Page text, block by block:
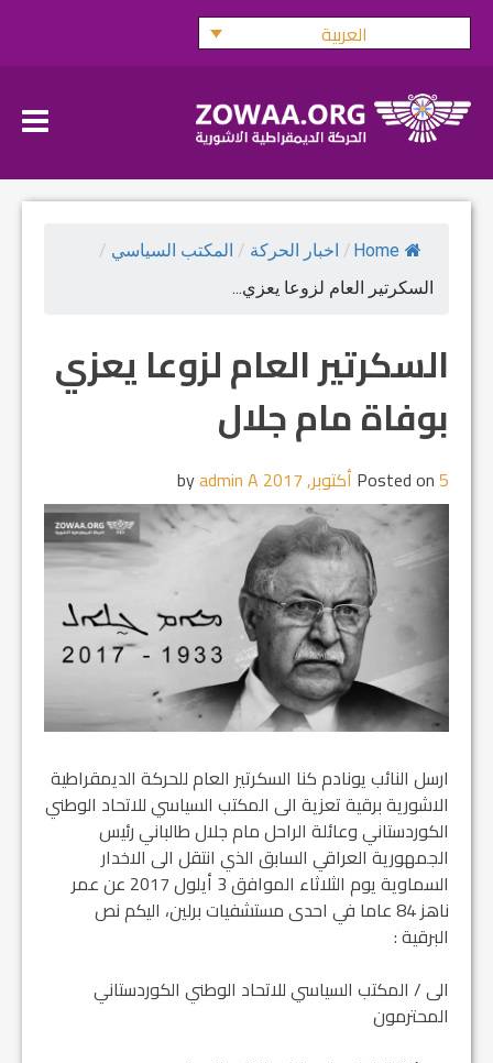
Skip
العربية
Home
/ اخبار الحركة / المكتب السياسي /
السكرتير العام لزوعا يعزي...
السكرتير العام لزوعا يعزي
بوفاة مام جلال
Posted on5 أكتوبر, 2017 admin A
ارسل النائب يونادم كنا السكرتير العام للحركة الديمقراطية
الاشورية برقية تعزية الى المكتب السياسي للاتحاد الوطني
الكوردستاني وعائلة الراحل مام جلال طالباني رئيس
الجمهورية العراقي السابق الذي انتقل الى الاخدار
السماوية يوم الثلاثاء الموافق 3 أيلول 2017 عن عمر
ناهز 84 عاما في احدى مستشفيات برلين، اليكم نص
البرقية :
الى / المكتب السياسي للاتحاد الوطني الكوردستاني
المحترمون